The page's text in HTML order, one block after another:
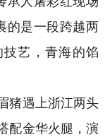
的是一段跨越两
艺，青海的馅
遇上浙江两头
配金华火腿，演